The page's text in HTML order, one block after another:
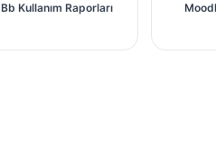
Bb Kullanım Raporları